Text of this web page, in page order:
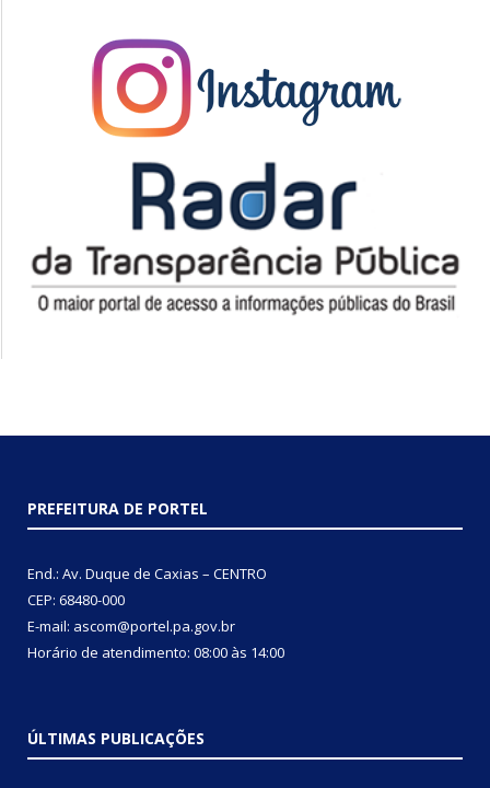
PREFEITURA DE PORTEL
End.: Av. Duque de Caxias – CENTRO
CEP: 68480-000
E-mail: ascom@portel.pa.gov.br
Horário de atendimento: 08:00 às 14:00
ÚLTIMAS PUBLICAÇÕES